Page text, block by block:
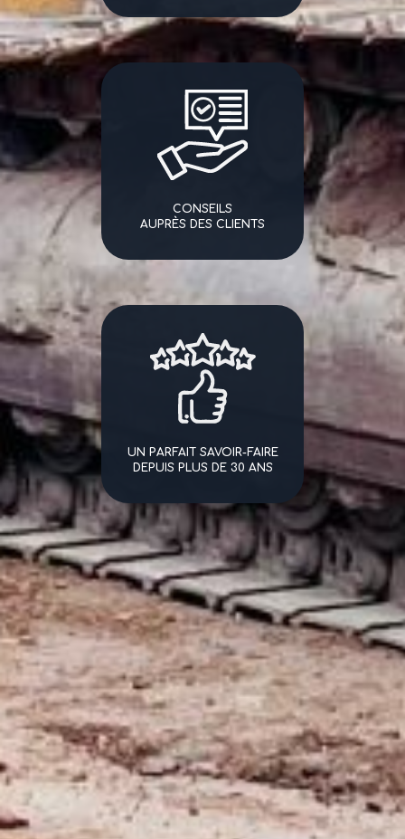
CONSEILS
AUPRÈS DES CLIENTS
UN PARFAIT SAVOIR-FAIRE
DEPUIS PLUS DE 30 ANS